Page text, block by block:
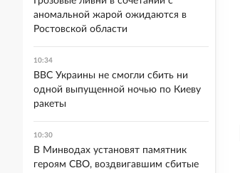
аномальной жарой ожидаются в
Ростовской области
10:34
ВВС Украины не смогли сбить ни
одной выпущенной ночью по Киеву
ракеты
10:30
В Минводах установят памятник
героям СВО, воздвигавшим сбитые